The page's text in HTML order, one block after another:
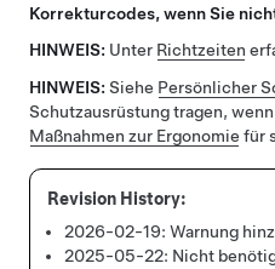
Korrekturcodes, wenn Sie
HINWEIS: Unter Richtzeiten
HINWEIS: Siehe Persönlicher
Schutzausrüstung tragen,
Maßnahmen zur Ergonomie für
2026-02-19: Warnung
2025-05-22: Nicht